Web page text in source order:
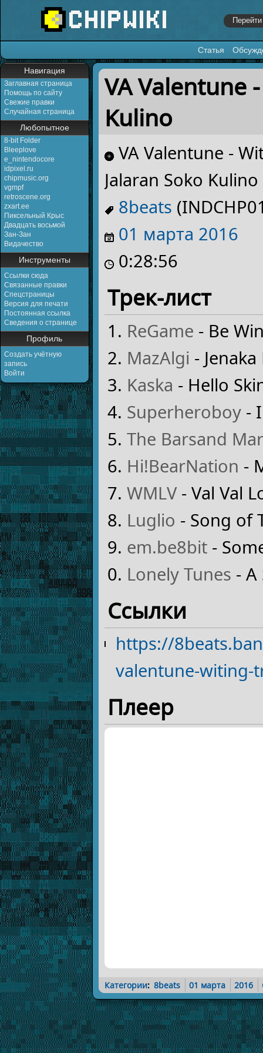
Статья
Навигация
Заглавная страница
Помощь по сайту
Свежие правки
Случайная страница
Любопытное
8-bit Folder
Bleeplove
e_nintendocore
idpixel.ru
chipmusic.org
vgmpf
retroscene.org
zxart.ee
Пиксельный Крыс
Двадцать восьмой
Зан-Зан
Видачество
Инструменты
Ссылки сюда
Связанные правки
Спецстраницы
Версия для печати
Постоянная ссылка
Сведения о странице
Профиль
Создать учётную
запись
Войти
Перейти к:навигация,поиск
VA Valentune
Kulino
VA Valentune -
Jalaran Soko Kulino
8beats
01 марта 2016
0:28:56
Трек-лист
ReGame - Be
MazAlgi -
Kaska - Hello
Superheroboy -
The Barsand
Hi!BearNation -
WMLV- Val Val
Luglio - Song of
em.be8bit -
Lonely Tunes -
Ссылки
https://
valentune-witing-
Плеер
Категории: 8beats 01 марта 2016